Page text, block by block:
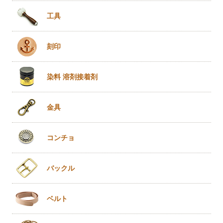
工具
刻印
染料 溶剤接着剤
金具
コンチョ
バックル
ベルト